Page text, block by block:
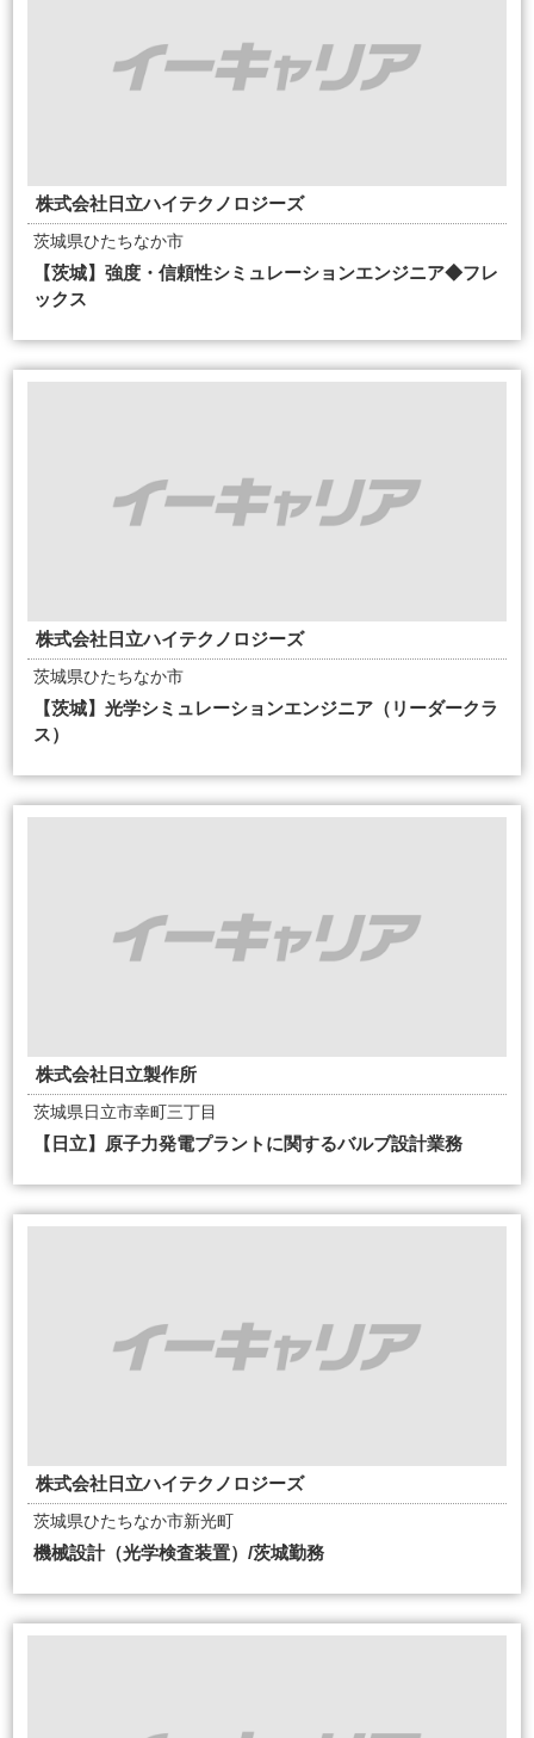
株式会社日立ハイテクノロジーズ
茨城県ひたちなか市
【茨城】強度・信頼性シミュレーションエンジニア◆フレ
ックス
株式会社日立ハイテクノロジーズ
茨城県ひたちなか市
【茨城】光学シミュレーションエンジニア（リーダークラ
ス）
株式会社日立製作所
茨城県日立市幸町三丁目
【日立】原子力発電プラントに関するバルブ設計業務
株式会社日立ハイテクノロジーズ
茨城県ひたちなか市新光町
機械設計（光学検査装置）/茨城勤務